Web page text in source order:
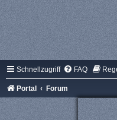
Schnellzugriff FAQ
Portal Forum